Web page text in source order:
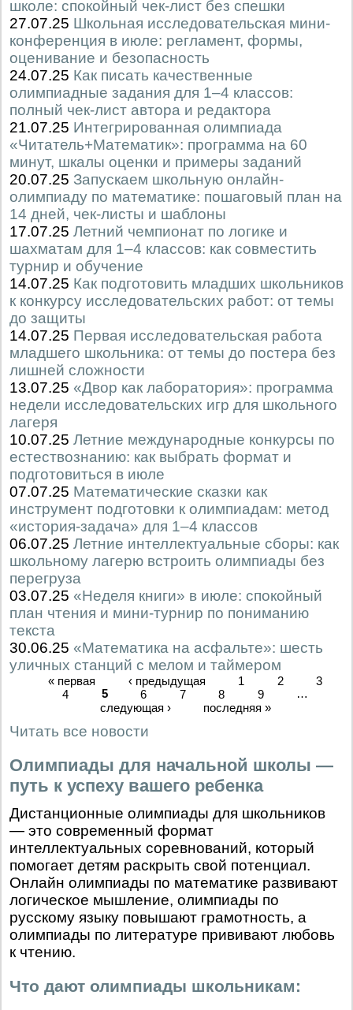
школе: спокойный чек-лист без спешки
27.07.25 Школьная исследовательская мини-
конференция в июле: регламент, формы,
оценивание и безопасность
24.07.25 Как писать качественные
олимпиадные задания для 1–4 классов:
полный чек-лист автора и редактора
21.07.25 Интегрированная олимпиада
«Читатель+Математик»: программа на 60
минут, шкалы оценки и примеры заданий
20.07.25 Запускаем школьную онлайн-
олимпиаду по математике: пошаговый план на
14 дней, чек-листы и шаблоны
17.07.25 Летний чемпионат по логике и
шахматам для 1–4 классов: как совместить
турнир и обучение
14.07.25 Как подготовить младших школьников
к конкурсу исследовательских работ: от темы
до защиты
14.07.25 Первая исследовательская работа
младшего школьника: от темы до постера без
лишней сложности
13.07.25 «Двор как лаборатория»: программа
недели исследовательских игр для школьного
лагеря
10.07.25 Летние международные конкурсы по
естествознанию: как выбрать формат и
подготовиться в июле
07.07.25 Математические сказки как
инструмент подготовки к олимпиадам: метод
«история-задача» для 1–4 классов
06.07.25 Летние интеллектуальные сборы: как
школьному лагерю встроить олимпиады без
перегруза
03.07.25 «Неделя книги» в июле: спокойный
план чтения и мини-турнир по пониманию
текста
30.06.25 «Математика на асфальте»: шесть
уличных станций с мелом и таймером
« первая ‹ предыдущая 1 2
3
4
5 6 7 8 9
…
следующая ›
последняя »
Читать все новости
Олимпиады для начальной школы —
путь к успеху вашего ребенка
Дистанционные олимпиады для школьников
— это современный формат
интеллектуальных соревнований, который
помогает детям раскрыть свой потенциал.
Онлайн олимпиады по математике развивают
логическое мышление, олимпиады по
русскому языку повышают грамотность, а
олимпиады по литературе прививают любовь
к чтению.
Что дают олимпиады школьникам: